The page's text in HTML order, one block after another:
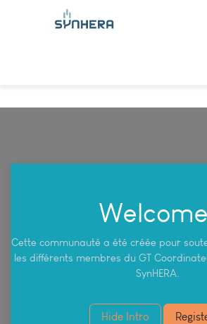
Cette communauté a été créée pour
les différents membres du GT
SynHERA.
Hide Intro